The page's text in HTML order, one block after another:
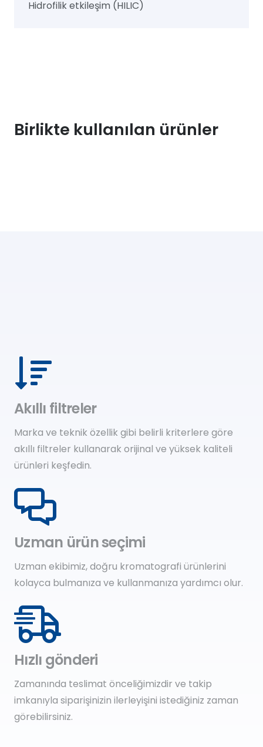
Hidrofilik etkileşim (HILIC)
Birlikte kullanılan ürünler
Akıllı filtreler
Marka ve teknik özellik gibi belirli kriterlere göre
akıllı filtreler kullanarak orijinal ve yüksek kaliteli
ürünleri keşfedin.
Uzman ürün seçimi
Uzman ekibimiz, doğru kromatografi ürünlerini
kolayca bulmanıza ve kullanmanıza yardımcı olur.
Hızlı gönderi
Zamanında teslimat önceliğimizdir ve takip
imkanıyla siparişinizin ilerleyişini istediğiniz zaman
görebilirsiniz.